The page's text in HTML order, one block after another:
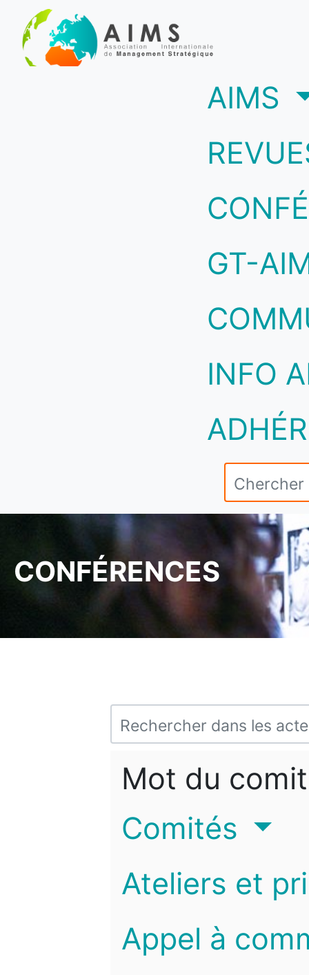
AIMS
GT-
INFO
CONFÉRENCES
Mot du
Comités
Ateliers et
Appel à